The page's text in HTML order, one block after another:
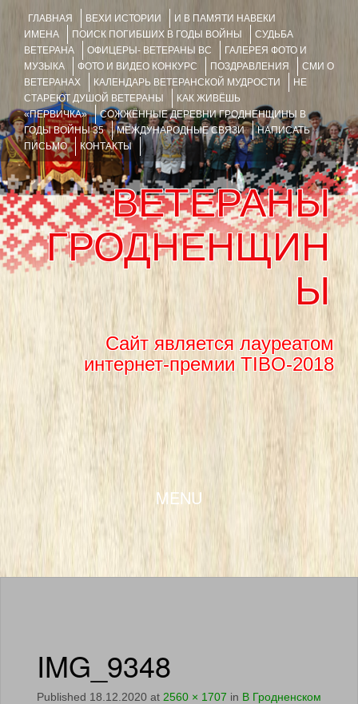
ГЛАВНАЯ ВЕХИ ИСТОРИИ
И В ПАМЯТИ НАВЕКИ
ИМЕНА
ПОИСК ПОГИБШИХ В ГОДЫ ВОЙНЫ
СУДЬБА
ВЕТЕРАНА
ОФИЦЕРЫ- ВЕТЕРАНЫ ВС
ГАЛЕРЕЯ ФОТО И
МУЗЫКА
ФОТО И ВИДЕО КОНКУРС ПОЗДРАВЛЕНИЯ
СМИ О
ВЕТЕРАНАХ
КАЛЕНДАРЬ ВЕТЕРАНСКОЙ МУДРОСТИ
НЕ
СТАРЕЮТ ДУШОЙ ВЕТЕРАНЫ
КАК ЖИВЁШЬ
«ПЕРВИЧКА»
СОЖЖЁННЫЕ ДЕРЕВНИ ГРОДНЕНЩИНЫ В
ГОДЫ ВОЙНЫ 35
МЕЖДУНАРОДНЫЕ СВЯЗИ
НАПИСАТЬ
ПИСЬМО
КОНТАКТЫ
ВЕТЕРАНЫ
ГРОДНЕНЩИН
Ы
Сайт является лауреатом
интернет-премии TIBO-2018
MENU
SKIP TO CONTENT
IMG_9348
Published 18.12.2020 at 2560 × 1707 in В Гродненском